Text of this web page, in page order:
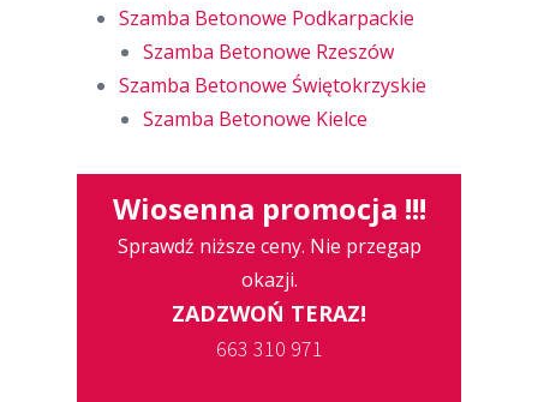
Szamba Betonowe Podkarpackie
Szamba Betonowe Rzeszów
Szamba Betonowe Świętokrzyskie
Szamba Betonowe Kielce
Wiosenna promocja !!!
Sprawdź niższe ceny. Nie przegap
okazji.
ZADZWOŃ TERAZ!
663 310 971